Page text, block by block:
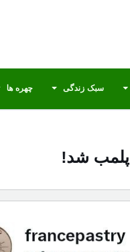
سبک زندگی چهره ها
پلمب شد!